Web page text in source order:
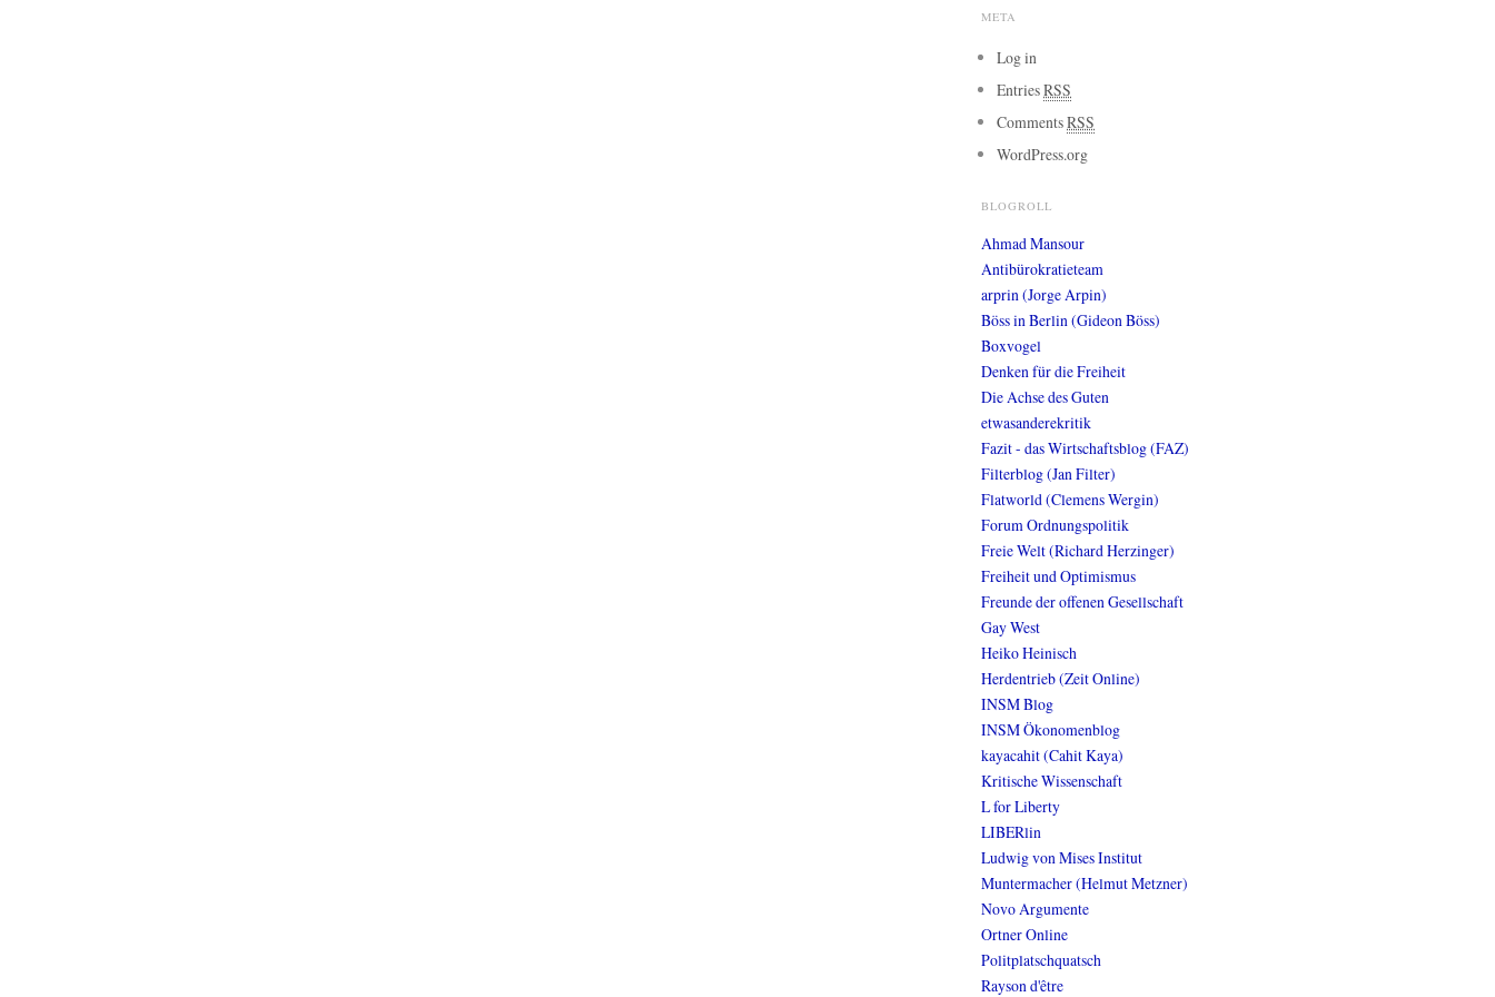
META
Log in
EntriesRSS
CommentsRSS
WordPress.org
BLOGROLL
Ahmad Mansour
Antibürokratieteam
arprin (Jorge Arpin)
Böss in Berlin (Gideon Böss)
Boxvogel
Denken für die Freiheit
Die Achse des Guten
etwasanderekritik
Fazit - das Wirtschaftsblog (FAZ)
Filterblog (Jan Filter)
Flatworld (Clemens Wergin)
Forum Ordnungspolitik
Freie Welt (Richard Herzinger)
Freiheit und Optimismus
Freunde der offenen Gesellschaft
Gay West
Heiko Heinisch
Herdentrieb (Zeit Online)
INSM Blog
INSM Ökonomenblog
kayacahit (Cahit Kaya)
Kritische Wissenschaft
L for Liberty
LIBERlin
Ludwig von Mises Institut
Muntermacher (Helmut Metzner)
Novo Argumente
Ortner Online
Politplatschquatsch
Rayson d'être